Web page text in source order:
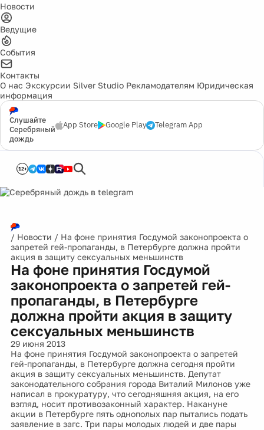
Новости
Ведущие
События
Контакты
О нас Экскурсии Silver Studio Рекламодателям Юридическая
информация
Слушайте
Серебряный
дождь
App Store Google Play Telegram App
12+
/ Новости / На фоне принятия Госдумой законопроекта о
запретей гей-пропаганды, в Петербурге должна пройти
акция в защиту сексуальных меньшинств
На фоне принятия Госдумой
законопроекта о запретей гей-
пропаганды, в Петербурге
должна пройти акция в защиту
сексуальных меньшинств
29 июня 2013
На фоне принятия Госдумой законопроекта о запретей
гей-пропаганды, в Петербурге должна сегодня пройти
акция в защиту сексуальных меньшинств. Депутат
законодательного собрания города Виталий Милонов уже
написал в прокуратуру, что сегодняшняя акция, на его
взгляд, носит противозаконный характер. Накануне
акции в Петербурге пять однополых пар пытались подать
заявление в загс. Три пары молодых людей и две пары